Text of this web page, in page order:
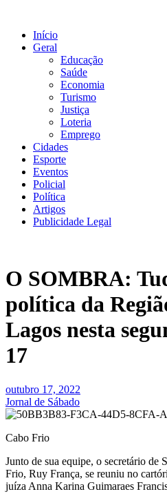
conteúdo
Início
Geral
Educação
Saúde
Economia
Turismo
Justiça
Loteria
Emprego
Cidades
Esporte
Eventos
Policial
Política
Artigos
Publicidade Legal
O SOMBRA:
política da
Lagos nesta
17
outubro 17, 2022
Jornal de Sábado
Cabo Frio
Junto de sua equipe, o secretário de
Frio, Ruy França, se reuniu no
juíza Anna Karina Guimaraes